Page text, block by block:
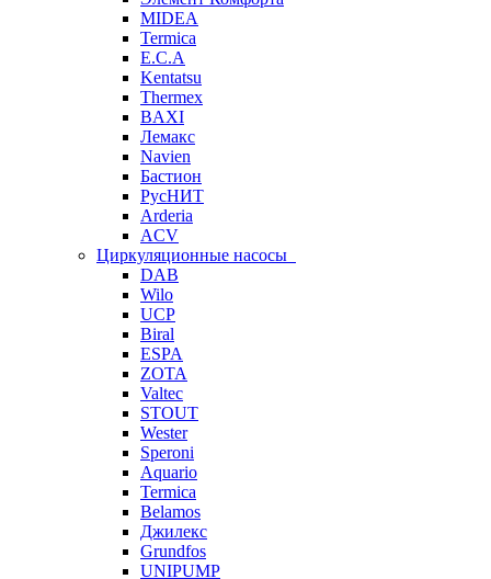
MIDEA
Termica
E.C.A
Kentatsu
Thermex
BAXI
Лемакс
Navien
Бастион
РусНИТ
Arderia
ACV
Циркуляционные насосы
DAB
Wilo
UCP
Biral
ESPA
ZOTA
Valtec
STOUT
Wester
Speroni
Aquario
Termica
Belamos
Джилекс
Grundfos
UNIPUMP